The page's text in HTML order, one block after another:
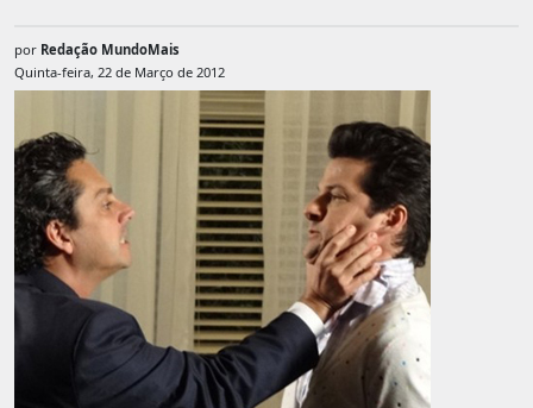
por Redação MundoMais
Quinta-feira, 22 de Março de 2012